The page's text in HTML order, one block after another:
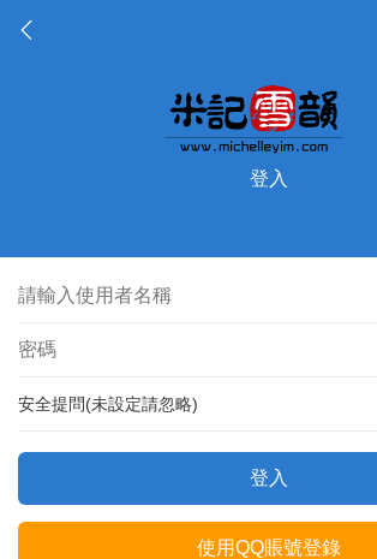
登入
安全提問(未設定請忽略)
登入
使用QQ賬號登錄